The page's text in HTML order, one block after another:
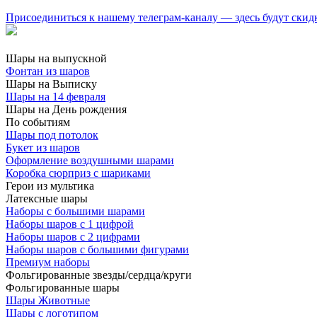
Присоединиться к нашему телеграм-каналу — здесь будут
Шары на выпускной
Фонтан из шаров
Шары на Выписку
Шары на 14 февраля
Шары на День рождения
По событиям
Шары под потолок
Букет из шаров
Оформление воздушными шарами
Коробка сюрприз с шариками
Герои из мультика
Латексные шары
Наборы с большими шарами
Наборы шаров с 1 цифрой
Наборы шаров с 2 цифрами
Наборы шаров с большими фигурами
Премиум наборы
Фольгированные звезды/сердца/круги
Фольгированные шары
Шары Животные
Шары с логотипом